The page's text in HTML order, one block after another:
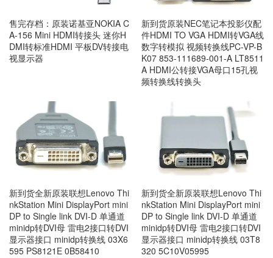
售完存档：原装诺基亚NOKIA C
A-156 Mini HDMI转接头 迷你H
DMI转标准HDMI 平板DV转接电
视显示器
新到货原装NEC笔记本投影仪配
件HDMI TO VGA HDMI转VGA线
数字转模拟 视频转换线PC-VP-B
K07 853-111689-001-A LT8511
A HDMI公转接VGA母口15孔视
频转换线转换头
新到货全新原装联想Lenovo Thi
nkStation Mini DisplayPort mini
DP to Single link DVI-D 单通道
minidp转DVI母 雷电2接口转DVI
显示器接口 minidp转换线 03X6
595 PS8121E 0B58410
新到货全新原装联想Lenovo Thi
nkStation Mini DisplayPort mini
DP to Single link DVI-D 单通道
minidp转DVI母 雷电2接口转DVI
显示器接口 minidp转换线 03T8
320 5C10V05995